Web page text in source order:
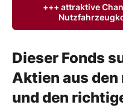
Finanz-Check
+++ attraktive
Dieser Fonds
Aktien aus
und den